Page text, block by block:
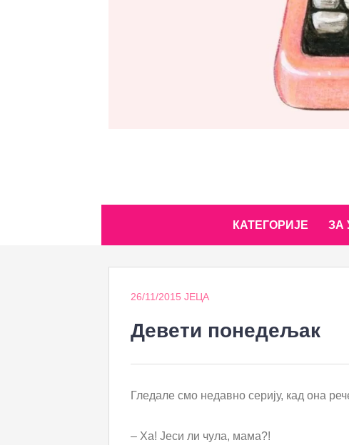
КАТЕГОРИЈЕ ЗА
26/11/2015 ЈЕЦА
Девети понедељак
Гледале смо недавно серију, кад она
– Ха! Јеси ли чула, мама?!